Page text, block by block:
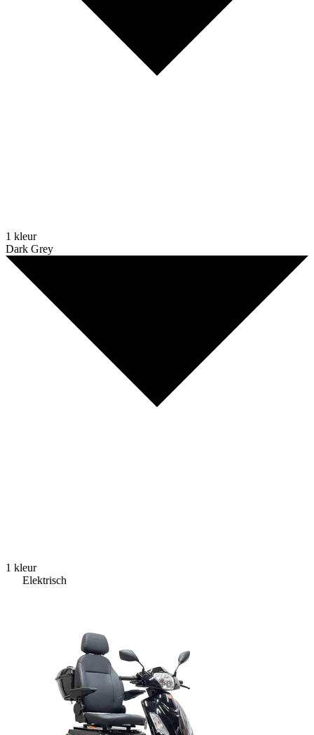
1 kleur
Dark Grey
1 kleur
Elektrisch